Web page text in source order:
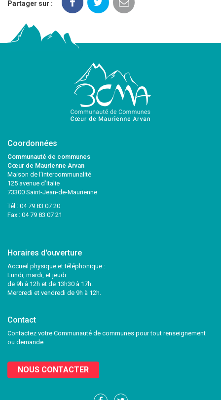
Partager sur :
Coordonnées
Communauté de communes
Cœur de Maurienne Arvan
Maison de l’intercommunalité
125 avenue d’Italie
73300 Saint-Jean-de-Maurienne
Tél : 04 79 83 07 20
Fax : 04 79 83 07 21
Horaires d'ouverture
Accueil physique et téléphonique :
Lundi, mardi, et jeudi
de 9h à 12h et de 13h30 à 17h.
Mercredi et vendredi de 9h à 12h.
Contact
Contactez votre Communauté de communes pour tout renseignement
ou demande.
NOUS CONTACTER